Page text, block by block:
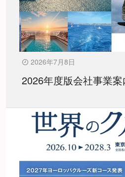
2026年7月8日
2026年度版会社事業案